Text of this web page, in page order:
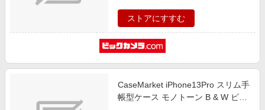
ストアにすすむ
CaseMarket iPhone13Pro スリム手
帳型ケース モノトーン B & W ビッ